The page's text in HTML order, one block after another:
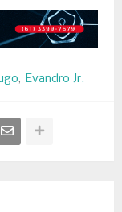
Evandro Jr.